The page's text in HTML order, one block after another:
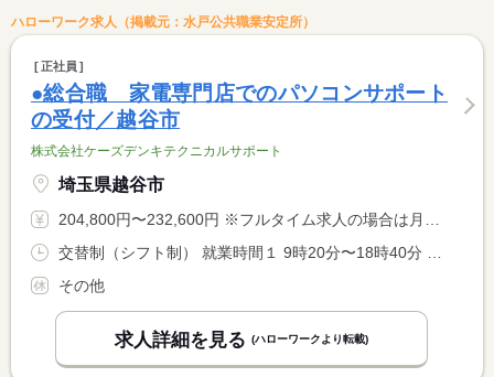
ハローワーク求人（掲載元：水戸公共職業安定所）
正社員
●総合職 家電専門店でのパソコンサポート
の受付／越谷市
株式会社ケーズデンキテクニカルサポート
埼玉県越谷市
204,800円〜232,600円 ※フルタイム求人の場合は月額（換算額）、パート求人の場合は時間額を表示しています。
その他
求人詳細を見る (ハローワークより転載)